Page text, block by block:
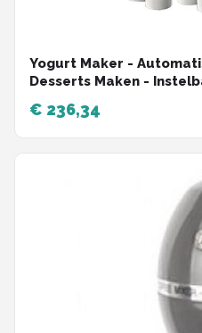
Yogurt Maker -
Desserts Maken -
€ 236,34